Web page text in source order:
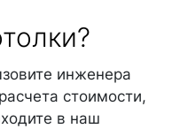
инженера
стоимости,
в наш